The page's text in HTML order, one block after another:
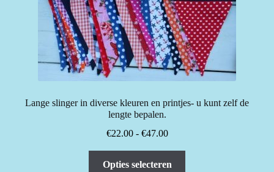
optie
kan
gekozen
worden
op
de
productpagina
Lange slinger in diverse kleuren en printjes- u kunt zelf de
lengte bepalen.
€22.00 - €47.00Prijsklasse:
tot
Opties selecteren